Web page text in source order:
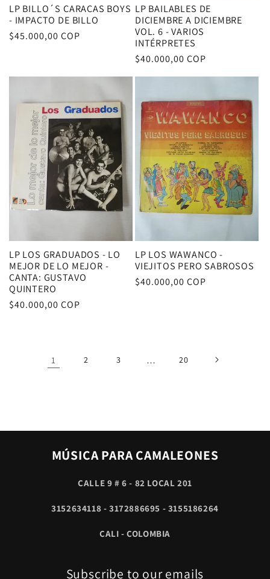
LP BILLO´S CARACAS BOYS
- IMPACTO DE BILLO
Precio
$45.000,00 COP
LP BAILABLES DE
DICIEMBRE A DICIEMBRE
VOL. 6 - VARIOS
INTÉRPRETES
Precio
$40.000,00 COP
LP LOS GRADUADOS - LO
MEJOR DE LO MEJOR -
CANTA: GUSTAVO
QUINTERO
Precio
$40.000,00 COP
LP LOS WAWANCO -
VIEJITOS PERO SABROSOS
Precio
$40.000,00 COP
1 2 3 … 20
MÚSICA PARA CAMALEONES
CALLE 9 # 6 - 82 LOCAL 201
3152634118 - 3172886695 - 3155186264
CALI - COLOMBIA
Subscribe to our emails